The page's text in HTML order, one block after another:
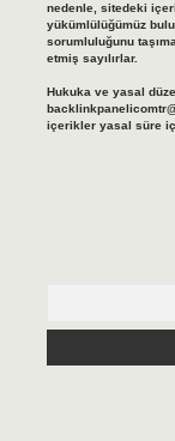
nedenle, sitedeki
yükümlülüğümüz
sorumluluğunu
etmiş sayılırlar.
Hukuka ve yasal
içerikler yasal süre